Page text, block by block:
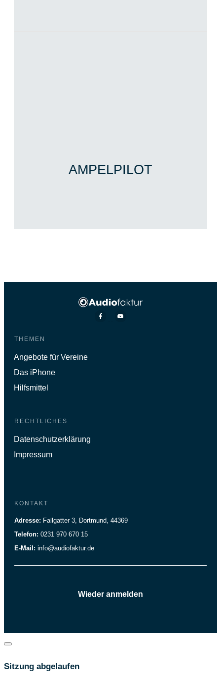
AMPELPILOT
THEMEN
Angebote für Vereine
Das iPhone
Hilfsmittel
RECHTLICHES
Datenschutzerklärung
Impressum
KONTAKT
Adresse: Fallgatter 3, Dortmund, 44369
Telefon: 0231 970 670 15
E-Mail: info@audiofaktur.de
Wieder anmelden
Dialog
Sitzung abgelaufen